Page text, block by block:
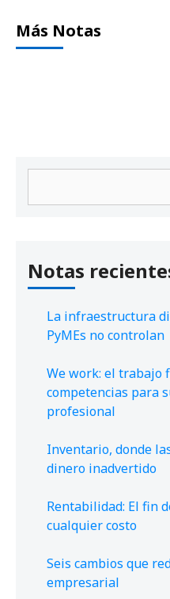
Más Notas
Notas
La infraestructura
PyMEs no controlan
We work: el trabajo
competencias para
profesional
Inventario, donde
dinero inadvertido
Rentabilidad: El fin
cualquier costo
Seis cambios que
empresarial